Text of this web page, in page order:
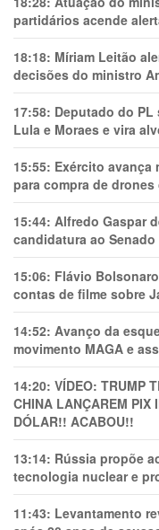
partidários acende
18:18: Míriam Leitão
decisões do ministro
17:58: Deputado do PL
Lula e Moraes e vira
15:55: Exército avança
para compra de drones
15:44: Alfredo Gaspar
candidatura ao
15:06: Flávio Bolsonaro
contas de filme sobre
14:52: Avanço da
movimento MAGA e
14:20: VÍDEO: TRUMP
CHINA LANÇAREM PIX
DÓLAR!! ACABOU!!
13:14: Rússia propõe
tecnologia nuclear e
11:43: Levantamento